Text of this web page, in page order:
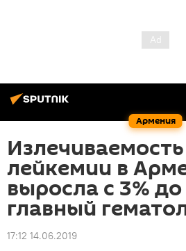
Армения
лейкемии в
выросла с 3%
главный
17:12 14.06.2019